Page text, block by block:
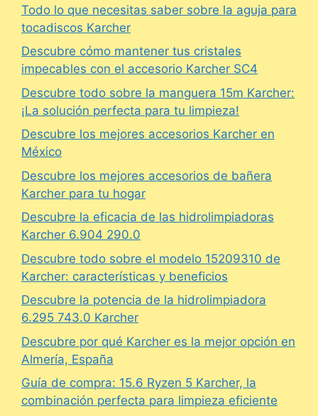
Todo lo que necesitas saber sobre la aguja para
tocadiscos Karcher
Descubre cómo mantener tus cristales
impecables con el accesorio Karcher SC4
Descubre todo sobre la manguera 15m Karcher:
¡La solución perfecta para tu limpieza!
Descubre los mejores accesorios Karcher en
México
Descubre los mejores accesorios de bañera
Karcher para tu hogar
Descubre la eficacia de las hidrolimpiadoras
Karcher 6.904 290.0
Descubre todo sobre el modelo 15209310 de
Karcher: características y beneficios
Descubre la potencia de la hidrolimpiadora
6.295 743.0 Karcher
Descubre por qué Karcher es la mejor opción en
Almería, España
Guía de compra: 15.6 Ryzen 5 Karcher, la
combinación perfecta para limpieza eficiente